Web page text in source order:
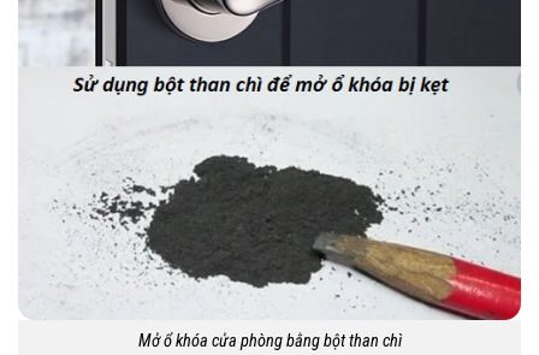
Mở ổ khóa cửa phòng bằng bột than chì